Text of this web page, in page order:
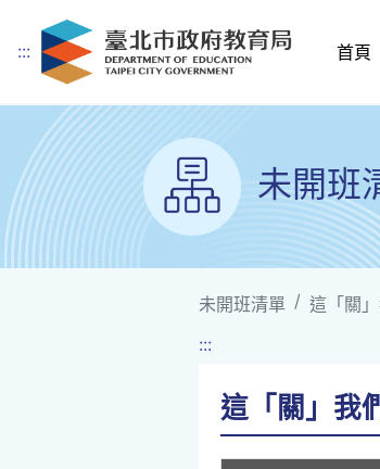
跳到主要內容
::: 首頁
未開班
未開班清單
這「關
:::
這「關」我